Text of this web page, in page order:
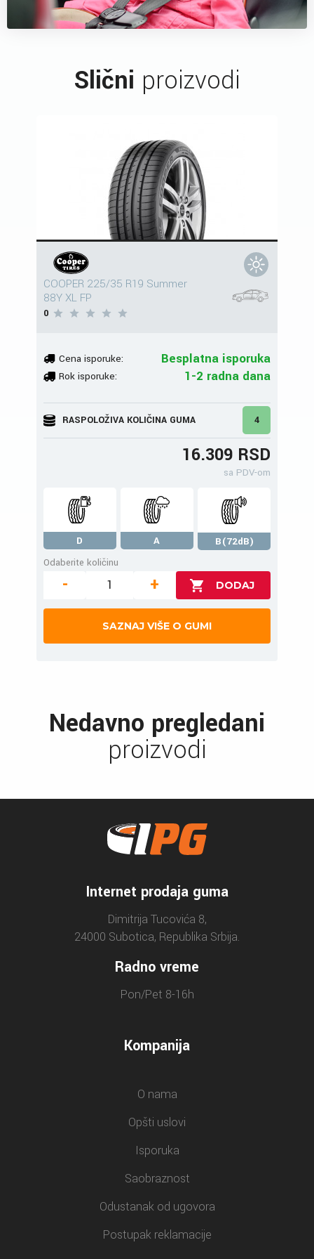
Slični proizvodi
COOPER 225/35 R19 Summer
88Y XL FP
0
Cena isporuke: Besplatna isporuka
Rok isporuke: 1-2 radna dana
RASPOLOŽIVA KOLIČINA GUMA 4
16.309 RSD
sa PDV-om
D A
B(72dB)
Odaberite količinu
- +
SAZNAJ VIŠE O GUMI
Nedavno pregledani
proizvodi
Internet prodaja guma
Dimitrija Tucovića 8,
24000 Subotica, Republika Srbija.
Radno vreme
Pon/Pet 8-16h
Kompanija
O nama
Opšti uslovi
Isporuka
Saobraznost
Odustanak od ugovora
Postupak reklamacije